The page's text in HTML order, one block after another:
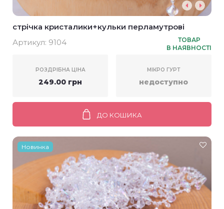
стрічка кристалики+кульки перламутрові
Артикул: 9104
ТОВАР
В НАЯВНОСТІ
РОЗДРІБНА ЦІНА
249.00 грн
МІКРО ГУРТ
недоступно
ДО КОШИКА
Новинка